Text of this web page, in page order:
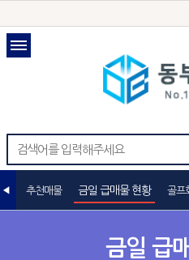
금일 급
추천매물 금일 급매물 현황 골프